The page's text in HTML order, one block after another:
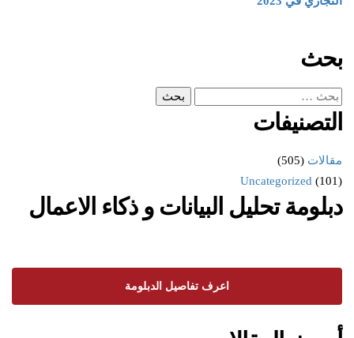
بحث
التصنيفات
مقالات (505)
Uncategorized (101)
دبلومة تحليل البيانات و ذكاء الاعمال
اعرف تفاصيل الدبلومة